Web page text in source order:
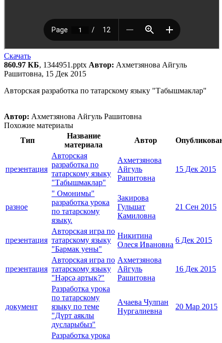
Скачать
860.97 КБ, 1344951.pptx Автор: Ахметзянова Айгуль
Рашитовна, 15 Дек 2015
Авторская разработка по татарскому языку "Табышмаклар"
Автор: Ахметзянова Айгуль Рашитовна
Похожие материалы
Тип
Название
материала
Автор
презентация
Авторская
разработка по
татарскому языку
"Табышмаклар"
Ахметзянова
Айгуль
Рашитовна
15 Дек 2015
разное
" Омонимы"
разработка урока
по татарскому
языку.
Закирова
Гульшат
Камиловна
21 Сен 2015
презентация
Авторская игра по
татарскому языку
"Бармак уены"
Никитина
Олеся Ивановна
6 Дек 2015
презентация
Авторская игра по
татарскому языку
"Нәрсә артык?"
Ахметзянова
Айгуль
Рашитовна
16 Дек 2015
документ
Разработка урока
по татарскому
языку по теме
"Дүрт аяклы
дусларыбыз"
Ачаева Чулпан
Нургалиевна
20 Мар 2015
Разработка урока